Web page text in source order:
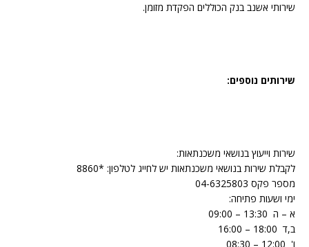
שירותי אשנב בנק הכוללים הפקדת מזומן.
שירותים נוספים:
שירות וייעוץ בנושאי משכנתאות:
לקבלת שירות בנושאי משכנתאות יש לחייג לטלפון: *8860
מספר פקס 04-6325803
ימי ושעות פתיחה:
‏א – ה ‏ ‏13:30‏ – ‏09:00 ‏
‏ב,ד ‏ ‏18:00‏ – ‏16:00‏ ‏
‏ו' ‏ ‏12:00‏ – ‏08:30 ‏